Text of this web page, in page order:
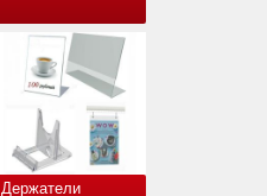
Держатели